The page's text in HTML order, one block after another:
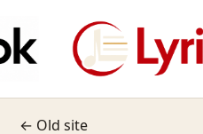
← Old site